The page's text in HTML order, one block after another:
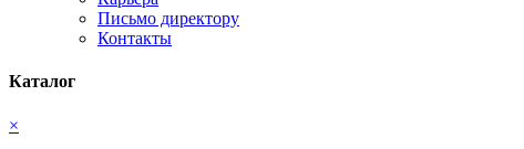
Письмо директору
Контакты
Каталог
×